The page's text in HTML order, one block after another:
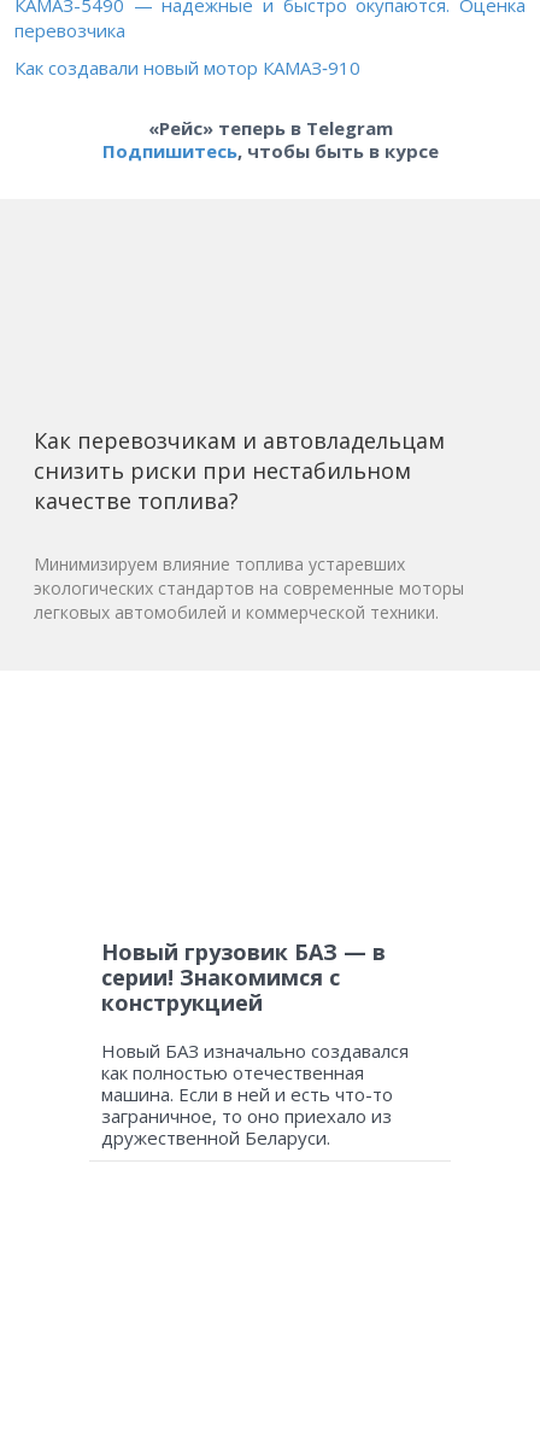
КАМАЗ-5490 — надежные и быстро окупаются. Оценка
перевозчика
Как создавали новый мотор КАМАЗ‑910
«Рейс» теперь в Telegram
Подпишитесь, чтобы быть в курсе
Как перевозчикам и автовладельцам
снизить риски при нестабильном
качестве топлива?
Минимизируем влияние топлива устаревших
экологических стандартов на современные моторы
легковых автомобилей и коммерческой техники.
Новый грузовик БАЗ — в
серии! Знакомимся с
конструкцией
Новый БАЗ изначально создавался
как полностью отечественная
машина. Если в ней и есть что-то
заграничное, то оно приехало из
дружественной Беларуси.